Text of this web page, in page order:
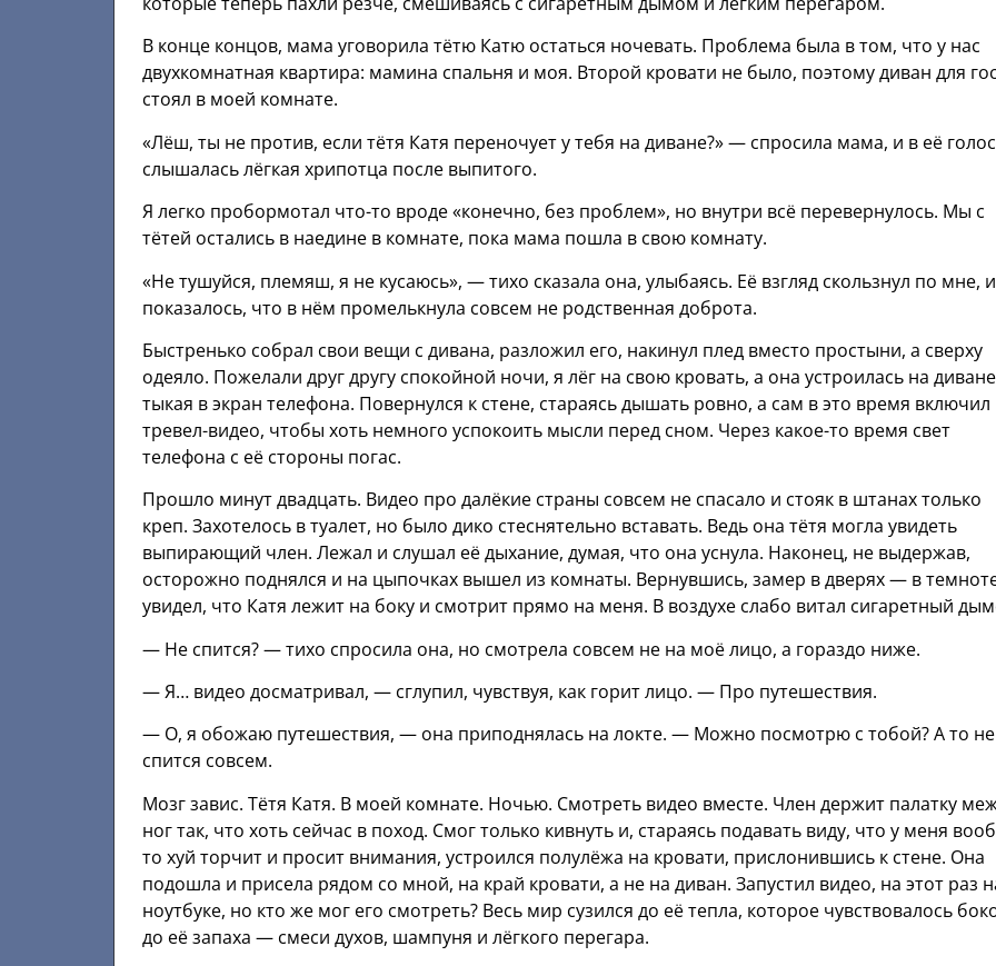
В конце концов, мама уговорила тётю Катю остаться ночевать. Проблема была в том, что у нас
двухкомнатная квартира: мамина спальня и моя. Второй кровати не было, поэтому диван для
стоял в моей комнате.
«Лёш, ты не против, если тётя Катя переночует у тебя на диване?» — спросила мама, и в её
слышалась лёгкая хрипотца после выпитого.
Я легко пробормотал что-то вроде «конечно, без проблем», но внутри всё перевернулось. Мы с
тётей остались в наедине в комнате, пока мама пошла в свою комнату.
«Не тушуйся, племяш, я не кусаюсь», — тихо сказала она, улыбаясь. Её взгляд скользнул по мне, и
показалось, что в нём промелькнула совсем не родственная доброта.
Быстренько собрал свои вещи с дивана, разложил его, накинул плед вместо простыни, а сверху
одеяло. Пожелали друг другу спокойной ночи, я лёг на свою кровать, а она устроилась на диване
тыкая в экран телефона. Повернулся к стене, стараясь дышать ровно, а сам в это время включил
тревел-видео, чтобы хоть немного успокоить мысли перед сном. Через какое-то время свет
телефона с её стороны погас.
Прошло минут двадцать. Видео про далёкие страны совсем не спасало и стояк в штанах только
креп. Захотелось в туалет, но было дико стеснятельно вставать. Ведь она тётя могла увидеть
выпирающий член. Лежал и слушал её дыхание, думая, что она уснула. Наконец, не выдержав,
осторожно поднялся и на цыпочках вышел из комнаты. Вернувшись, замер в дверях — в
увидел, что Катя лежит на боку и смотрит прямо на меня. В воздухе слабо витал сигаретный
— Не спится? — тихо спросила она, но смотрела совсем не на моё лицо, а гораздо ниже.
— Я… видео досматривал, — сглупил, чувствуя, как горит лицо. — Про путешествия.
— О, я обожаю путешествия, — она приподнялась на локте. — Можно посмотрю с тобой? А то не
спится совсем.
Мозг завис. Тётя Катя. В моей комнате. Ночью. Смотреть видео вместе. Член держит палатку
ног так, что хоть сейчас в поход. Смог только кивнуть и, стараясь подавать виду, что у меня
то хуй торчит и просит внимания, устроился полулёжа на кровати, прислонившись к стене. Она
подошла и присела рядом со мной, на край кровати, а не на диван. Запустил видео, на этот раз
ноутбуке, но кто же мог его смотреть? Весь мир сузился до её тепла, которое чувствовалось
до её запаха — смеси духов, шампуня и лёгкого перегара.